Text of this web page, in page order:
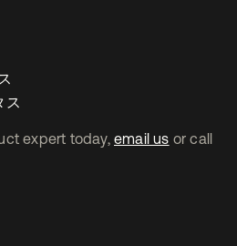
expert today, email us or call
ス